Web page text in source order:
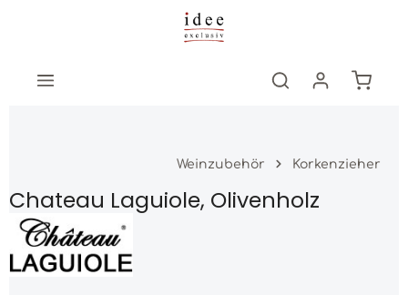
Zum Hauptinhalt springen
Weinzubehör Korkenzieher
Chateau Laguiole, Olivenholz